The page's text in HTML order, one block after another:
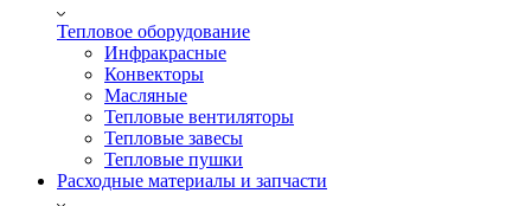
Тепловое оборудование
Инфракрасные
Конвекторы
Масляные
Тепловые вентиляторы
Тепловые завесы
Тепловые пушки
Расходные материалы и запчасти